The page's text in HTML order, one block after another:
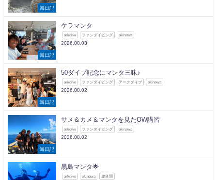
海日記
海日記
ケラマンタ
arkdive ファンダイビング okinawa
2026.08.03
海日記
50ダイブ記念にマンタ三昧♪
arkdive ファンダイビング アークダイブ okinawa
2026.08.02
海日記
サメ＆カメ＆マンタを見たOW講習
arkdive ファンダイビング okinawa
2026.08.02
黒島マンタ🌟
arkdive okinawa 慶良間